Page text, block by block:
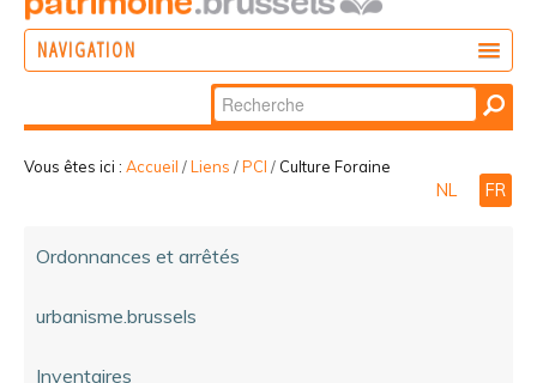
NAVIGATION
Chercher par
Recherche
avancée…
Vous êtes ici : Accueil /Liens /PCI / Culture Foraine
NL FR
Ordonnances et arrêtés
urbanisme.brussels
Inventaires